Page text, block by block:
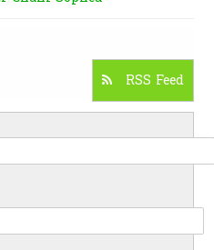
RSS Feed